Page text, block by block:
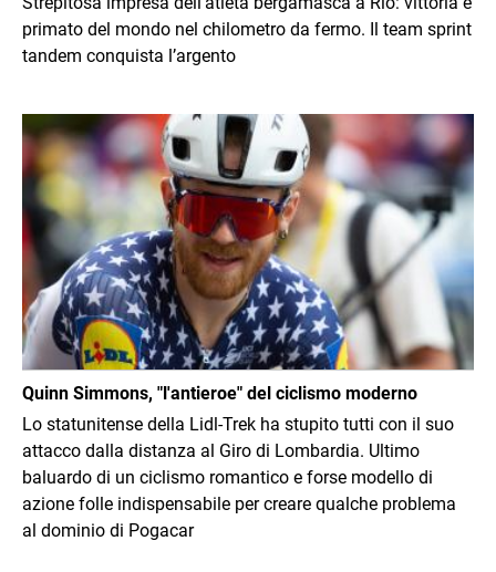
primato del mondo nel chilometro da fermo. Il team sprint
tandem conquista l’argento
Immagine
Quinn Simmons, "l'antieroe" del ciclismo moderno
Lo statunitense della Lidl-Trek ha stupito tutti con il suo
attacco dalla distanza al Giro di Lombardia. Ultimo
baluardo di un ciclismo romantico e forse modello di
azione folle indispensabile per creare qualche problema
al dominio di Pogacar